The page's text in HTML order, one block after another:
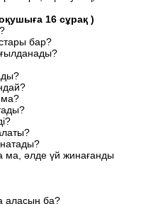
16 сұрақ )
бар?
ма?
ма, әлде үй жинағанды
аласың ба?